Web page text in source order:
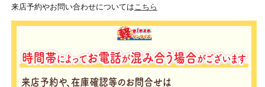
来店予約やお問い合わせについては こちら